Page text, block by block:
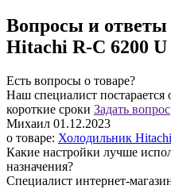
Вопросы и ответы
Hitachi R-С 6200 U
Есть вопросы о товаре?
Наш специалист постарается
короткие сроки Задать вопрос
Михаил 01.12.2023
о товаре: Холодильник
Какие настройки лучше
назначения?
Специалист интернет-